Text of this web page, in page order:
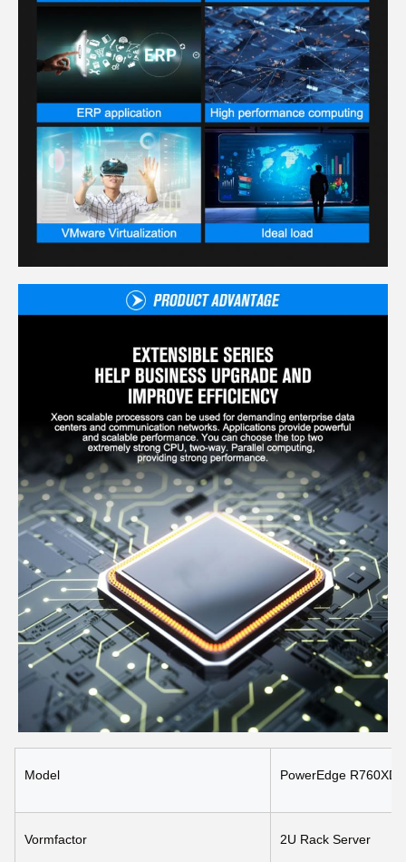
Model PowerEdge
Vormfactor 2U Rack Server